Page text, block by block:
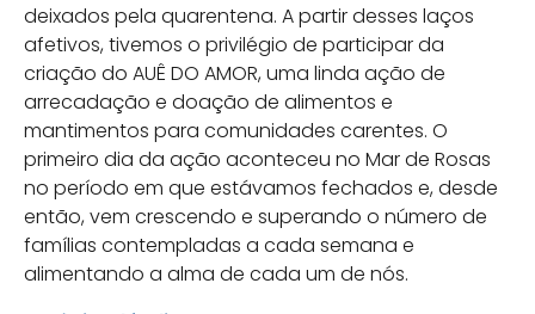
deixados pela quarentena. A partir desses laços
afetivos, tivemos o privilégio de participar da
criação do AUÊ DO AMOR, uma linda ação de
arrecadação e doação de alimentos e
mantimentos para comunidades carentes. O
primeiro dia da ação aconteceu no Mar de Rosas
no período em que estávamos fechados e, desde
então, vem crescendo e superando o número de
famílias contempladas a cada semana e
alimentando a alma de cada um de nós.